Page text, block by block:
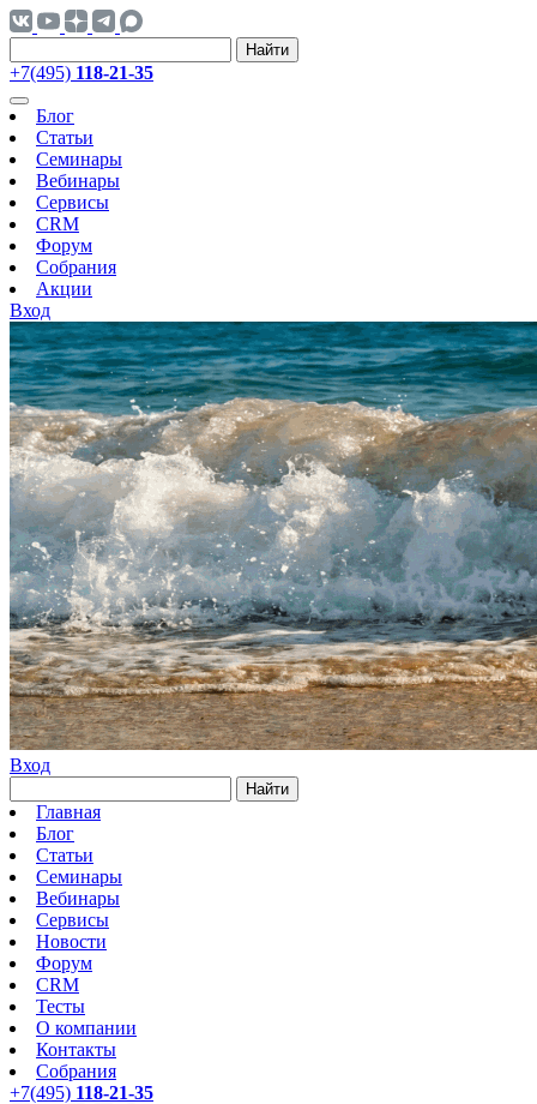
Найти
+7(495) 118-21-35
Блог
Статьи
Семинары
Вебинары
Сервисы
CRM
Форум
Собрания
Акции
Вход
Вход
Найти
Главная
Блог
Статьи
Семинары
Вебинары
Сервисы
Новости
Форум
CRM
Тесты
О компании
Контакты
Собрания
+7(495) 118-21-35